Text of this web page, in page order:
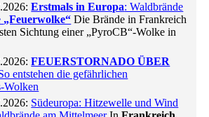
Erstmals in Europa: Waldbrände
„Feuerwolke“ Die Brände in Frankreich
Sichtung einer „PyroCB“-Wolke in
FEUERSTORNADO ÜBER
entstehen die gefährlichen
Wolken
Südeuropa: Hitzewelle und Wind